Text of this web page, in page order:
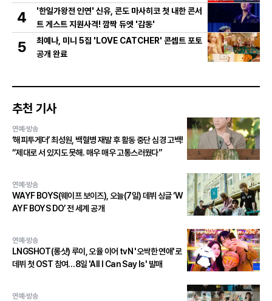
총출동! 댄스 본능 깨운다!
4
'한일가왕전 인연' 신유, 콘도 마사히코 첫 내한 콘서
트 게스트 지원사격! 깜짝 듀엣 '감동'
5
최예나, 미니 5집 'LOVE CATCHER' 콘셉트 포토
공개 완료
추천 기사
연예·방송
‘해피투게더’ 최성원, 백혈병 재발 후 활동 중단 심경 고백!
“제대로 서 있지도 못해. 매우 매우 고통스러웠다”
연예·방송
WAYF BOYS(웨이프 보이즈), 오늘(7일) 데뷔 싱글 ‘W
AYF BOYS DO’ 전 세계 공개
연예·방송
LNGSHOT(롱샷) 루이, 오율 이어 tvN '오싹한 연애'로
데뷔 첫 OST 참여…8일 'All I Can Say Is' 발매
연예·방송